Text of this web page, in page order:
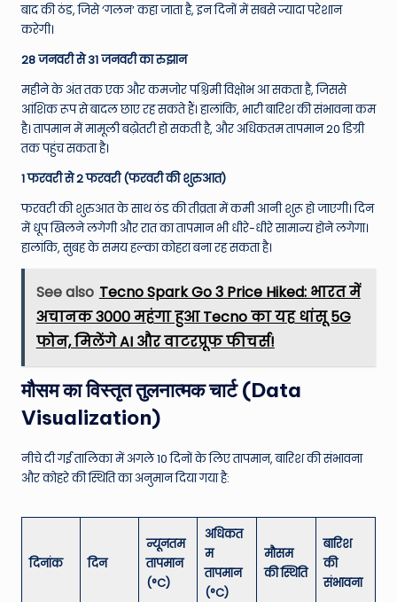
बाद की ठंड, जिसे ‘गलन’ कहा जाता है, इन दिनों में सबसे ज्यादा परेशान
करेगी।
28 जनवरी से 31 जनवरी का रुझान
महीने के अंत तक एक और कमजोर पश्चिमी विक्षोभ आ सकता है, जिससे
आंशिक रूप से बादल छाए रह सकते हैं। हालांकि, भारी बारिश की संभावना कम
है। तापमान में मामूली बढ़ोतरी हो सकती है, और अधिकतम तापमान 20 डिग्री
तक पहुंच सकता है।
1 फरवरी से 2 फरवरी (फरवरी की शुरुआत)
फरवरी की शुरुआत के साथ ठंड की तीव्रता में कमी आनी शुरू हो जाएगी। दिन
में धूप खिलने लगेगी और रात का तापमान भी धीरे-धीरे सामान्य होने लगेगा।
हालांकि, सुबह के समय हल्का कोहरा बना रह सकता है।
See also Tecno Spark Go 3 Price Hiked: भारत में
अचानक ₹3000 महंगा हुआ Tecno का यह धांसू 5G
फोन, मिलेंगे AI और वाटरप्रूफ फीचर्स!
मौसम का विस्तृत तुलनात्मक चार्ट (Data
Visualization)
नीचे दी गई तालिका में अगले 10 दिनों के लिए तापमान, बारिश की संभावना
और कोहरे की स्थिति का अनुमान दिया गया है:
दिनांक दिन
न्यूनतम
तापमान
(°C)
अधिकत
म
तापमान
(°C)
मौसम
की स्थिति
बारिश
की
संभावना